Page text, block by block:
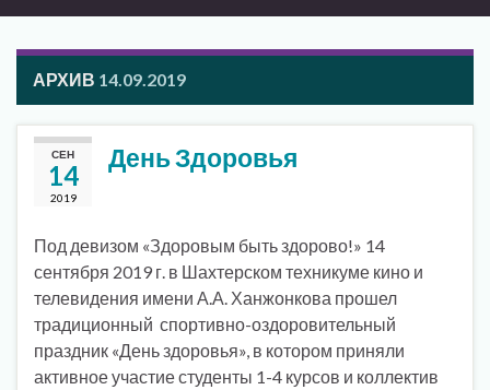
АРХИВ 14.09.2019
СЕН
14
2019
День Здоровья
Под девизом «Здоровым быть здорово!» 14
сентября 2019 г. в Шахтерском техникуме кино и
телевидения имени А.А. Ханжонкова прошел
традиционный спортивно-оздоровительный
праздник «День здоровья», в котором приняли
активное участие студенты 1-4 курсов и коллектив